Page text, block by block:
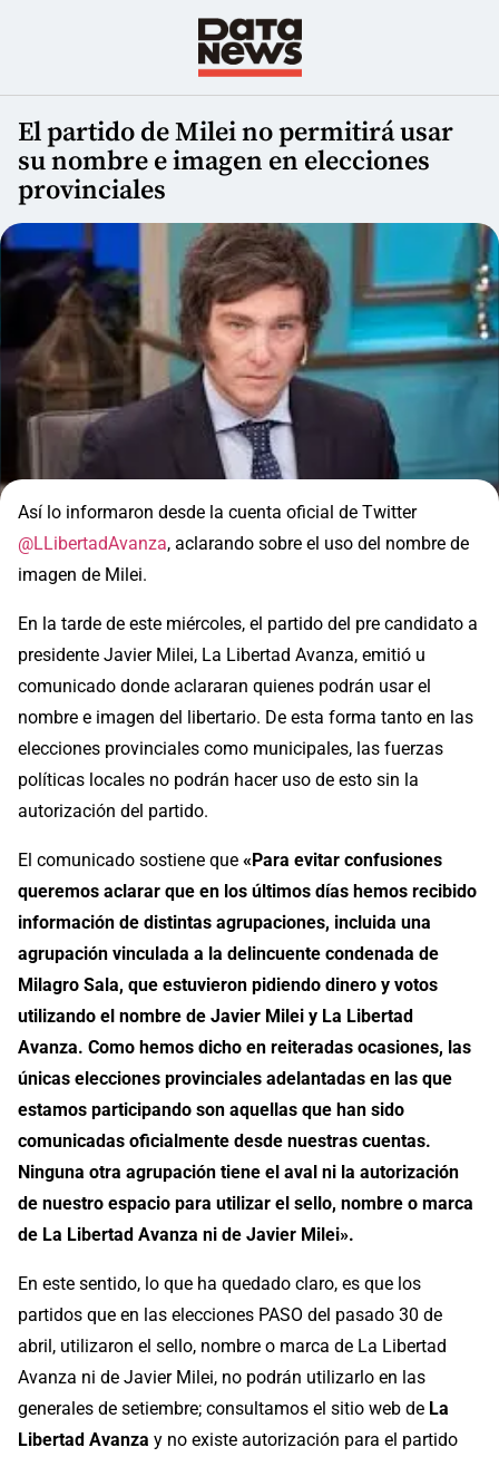
El partido de Milei no permitirá usar
su nombre e imagen en elecciones
provinciales
Así lo informaron desde la cuenta oficial de Twitter
@LLibertadAvanza, aclarando sobre el uso del nombre de
imagen de Milei.
En la tarde de este miércoles, el partido del pre candidato a
presidente Javier Milei, La Libertad Avanza, emitió u
comunicado donde aclararan quienes podrán usar el
nombre e imagen del libertario. De esta forma tanto en las
elecciones provinciales como municipales, las fuerzas
políticas locales no podrán hacer uso de esto sin la
autorización del partido.
El comunicado sostiene que «Para evitar confusiones
queremos aclarar que en los últimos días hemos recibido
información de distintas agrupaciones, incluida una
agrupación vinculada a la delincuente condenada de
Milagro Sala, que estuvieron pidiendo dinero y votos
utilizando el nombre de Javier Milei y La Libertad
Avanza. Como hemos dicho en reiteradas ocasiones, las
únicas elecciones provinciales adelantadas en las que
estamos participando son aquellas que han sido
comunicadas oficialmente desde nuestras cuentas.
Ninguna otra agrupación tiene el aval ni la autorización
de nuestro espacio para utilizar el sello, nombre o marca
de La Libertad Avanza ni de Javier Milei».
En este sentido, lo que ha quedado claro, es que los
partidos que en las elecciones PASO del pasado 30 de
abril, utilizaron el sello, nombre o marca de La Libertad
Avanza ni de Javier Milei, no podrán utilizarlo en las
generales de setiembre; consultamos el sitio web de La
Libertad Avanza y no existe autorización para el partido